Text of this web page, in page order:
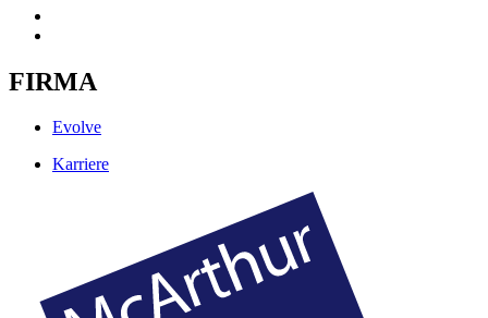
FIRMA
Evolve
Karriere